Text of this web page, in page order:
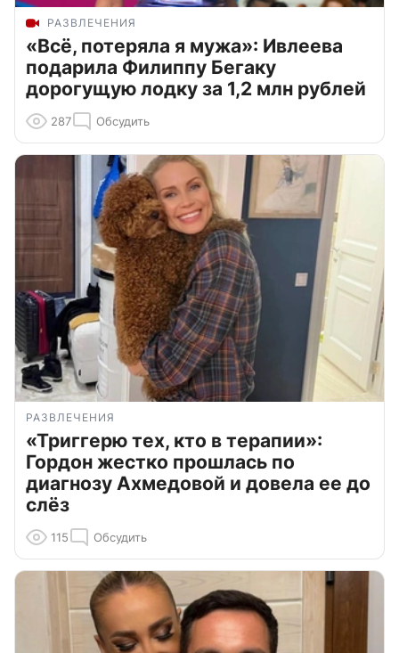
РАЗВЛЕЧЕНИЯ
«Всё, потеряла я мужа»: Ивлеева
подарила Филиппу Бегаку
дорогущую лодку за 1,2 млн рублей
287 Обсудить
РАЗВЛЕЧЕНИЯ
«Триггерю тех, кто в терапии»:
Гордон жестко прошлась по
диагнозу Ахмедовой и довела ее до
слёз
115 Обсудить